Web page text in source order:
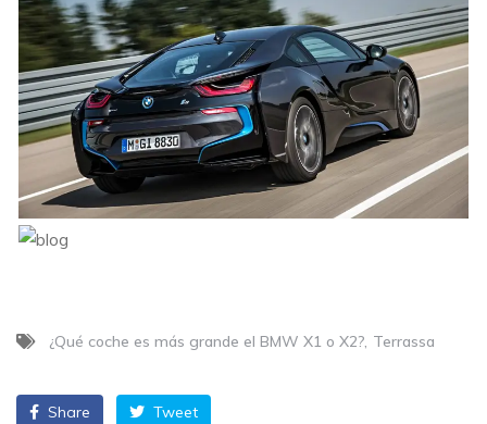
¿Qué coche es más grande el BMW X1 o X2? Terrassa
Share Tweet